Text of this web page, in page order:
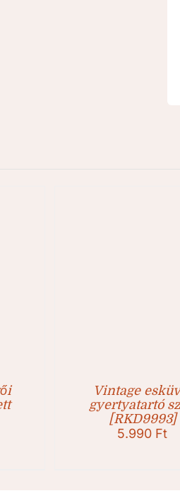
Vintage
gyertyatartó
[RKD9993]
5.990 Ft